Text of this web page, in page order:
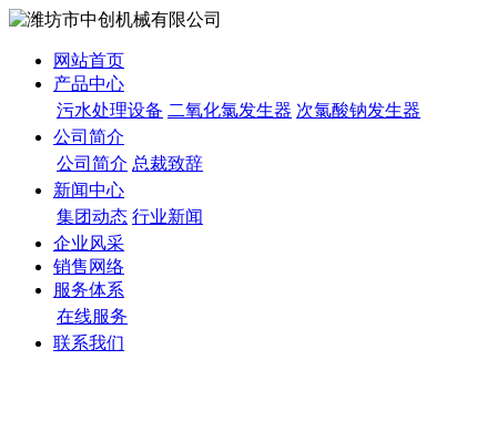
网站首页
产品中心
污水处理设备 二氧化氯发生器 次氯酸钠发生器
公司简介
公司简介 总裁致辞
新闻中心
集团动态 行业新闻
企业风采
销售网络
服务体系
在线服务
联系我们